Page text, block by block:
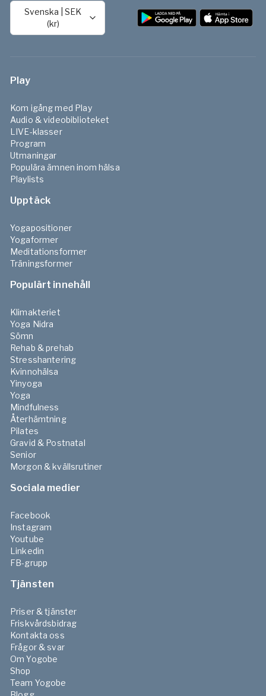
Svenska |SEK
(kr)
Play
Kom igång med Play
Audio & videobiblioteket
LIVE-klasser
Program
Utmaningar
Populära ämnen inom hälsa
Playlists
Upptäck
Yogapositioner
Yogaformer
Meditationsformer
Träningsformer
Populärt innehåll
Klimakteriet
Yoga Nidra
Sömn
Rehab & prehab
Stresshantering
Kvinnohälsa
Yinyoga
Yoga
Mindfulness
Återhämtning
Pilates
Gravid & Postnatal
Senior
Morgon & kvällsrutiner
Sociala medier
Facebook
Instagram
Youtube
Linkedin
FB-grupp
Tjänsten
Priser & tjänster
Friskvårdsbidrag
Kontakta oss
Frågor & svar
Om Yogobe
Shop
Team Yogobe